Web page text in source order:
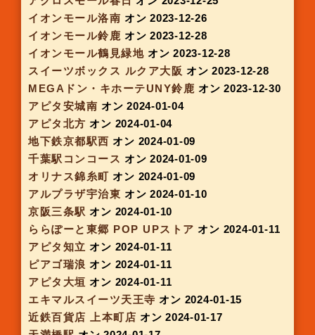
アピタ鳴海 オン 2023-11-23
アピタ松阪三雲オン 2023-11-23
イオンモール鈴鹿オン 2023-11-23
アルプラザ京田辺
オン 2023-11-29
イオンモール高の原オン 2023-11-29
metro opus 難波店オン 2023-11-29
MARK IS 福岡ももち オン 2023-11-29
ピアゴ碧南東オン 2023-11-30
アピタ伊賀上野 オン 2023-11-30
イオンモール神戸南オン 2023-11-30
アピタ北方オン 2023-12-01
マルエイガレリア(ポップアップストア)
2023-12-01
ゆめタウン広島
オン 2023-12-01
アピタ高蔵寺
ピアゴ蟹江
オン 2023-12-07
イオンタウン伊勢ララパーク
スイーツボックス丹波橋
オン 2023-12-07
三宮OPAオン 2023-12-07